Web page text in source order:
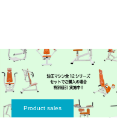
Product sales